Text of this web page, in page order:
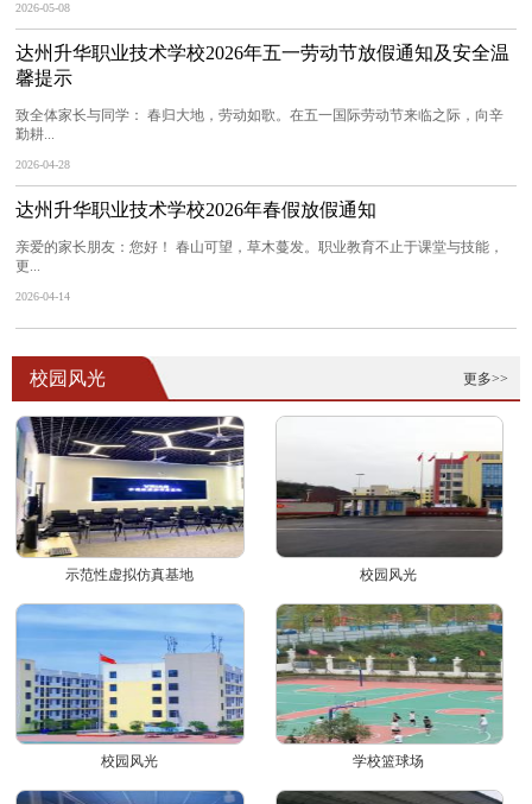
2026-05-08
达州升华职业技术学校2026年五一劳动节放假通知及安全温
馨提示
致全体家长与同学： 春归大地，劳动如歌。在五一国际劳动节来临之际，向辛
勤耕...
2026-04-28
达州升华职业技术学校2026年春假放假通知
亲爱的家长朋友：您好！ 春山可望，草木蔓发。职业教育不止于课堂与技能，
更...
2026-04-14
更多>>
校园风光
示范性虚拟仿真基地 校园风光
校园风光 学校篮球场